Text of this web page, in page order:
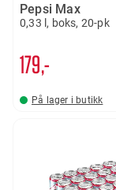
Pepsi Max
0,33 l, boks, 20-pk
179,-
På lager i butikk